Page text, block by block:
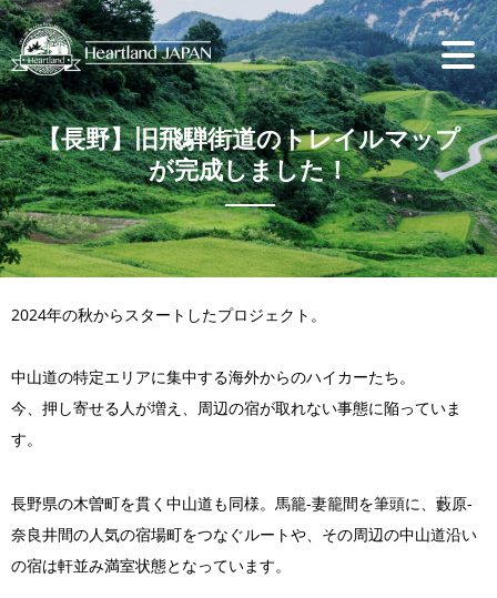
【長野】旧飛騨街道のトレイルマップ
が完成しました！
2024年の秋からスタートしたプロジェクト。
中山道の特定エリアに集中する海外からのハイカーたち。
今、押し寄せる人が増え、周辺の宿が取れない事態に陥っていま
す。
長野県の木曽町を貫く中山道も同様。馬籠-妻籠間を筆頭に、藪原-
奈良井間の人気の宿場町をつなぐルートや、その周辺の中山道沿い
の宿は軒並み満室状態となっています。